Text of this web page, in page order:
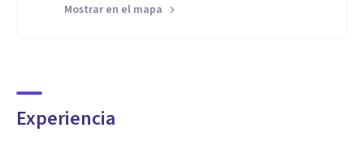
Mostrar en el mapa
Experiencia